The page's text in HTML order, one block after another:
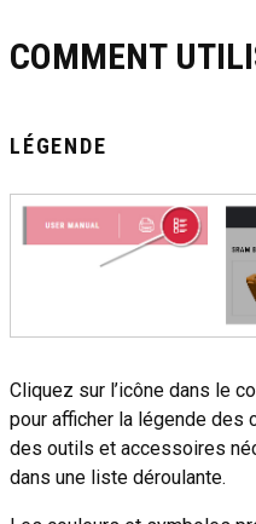
COMMENT
LÉGENDE
Cliquez sur l’icône dans le
pour afficher la légende
des outils et accessoires
dans une liste déroulante.